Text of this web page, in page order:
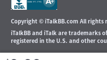
Copyright © iTalkBB.com All rights
iTalkBB and iTalk are trademarks
registered in the U.S. and other